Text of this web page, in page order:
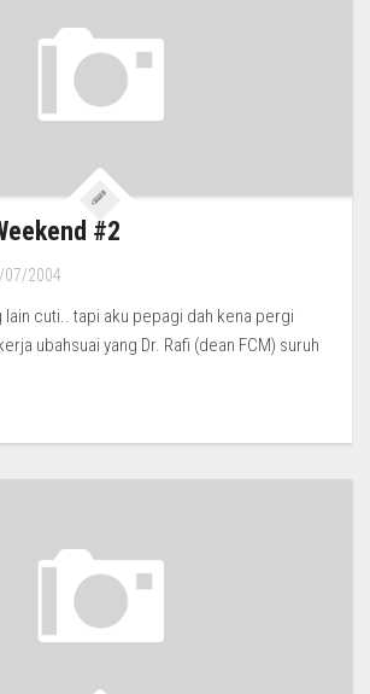
#2
07/2004
lain cuti.. tapi aku pepagi dah kena pergi
ubahsuai yang Dr. Rafi (dean FCM) suruh